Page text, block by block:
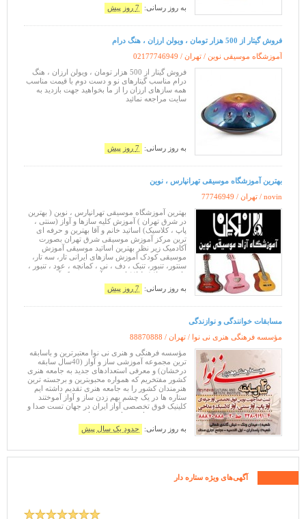
به روز رسانی: 7 روز پیش
فروش گیتار از 500 هزار تومان ، ویولن ارزان ، هنگ درام
آموزشگاه موسیقی نوین / تهران / 02177746949
فروش گیتار از 500 هزار تومان ، ویولن ارزان ، هنگ
درام مناسب گیتارهای نو و دست دوم با قیمت مناسب
همه سازهای ارزان را از ما بخواهید جهت بازدید به
سایت مراجعه نمائید
به روز رسانی: 7 روز پیش
بهترین آموزشگاه موسیقی تهرانپارس ، نوین
novin / تهران /
77746949
بهترین آموزشگاه موسیقی تهرانپارس ، نوین ( بهترین
در شرق تهران ) آموزش کلیه سازها و آواز (سنتی ،
پاپ ، کلاسیک) اساتید خانم و آقا بهترین و حرفه ای
ترین مرکز آموزش موسیقی شرق تهران بصورت
آکادمیک زیر نظر بهترین اساتید موسیقی آموزش
موسیقی کودک آموزش سازهای ایرانی تار، سه تار،
سنتور، تنبور، تنبک ، دف ، نی ، کمانچه ، عود ، تنبور ،
قانون ، تبلا ( طبلا ) ادو و ... آموزش تمبک آموزش دف
آموزش سه تا
به روز رسانی: 7 روز پیش
مسابقات خوانندگی و نوازندگی
مؤسسه فرهنگی هنری نی نوا / تهران / 88870888
مؤسسه فرهنگی و هنری نی نوا معتبرترین و باسابقه
ترین مجموعه آموزشی ساز و آواز (40سال سابقه
درخشان) و معرفی استعدادهای جدید به جامعه هنری
کشور مفتخریم که همواره محبوبترین و برجسته ترین
هنرمندان کشور را به جامعه هنری تقدیم داشته ایم
ستاره ها در یک چشم بهم زدن ساز و آواز آموختند
کلینیک فوق تخصصی آواز ایران در جهان تست صدا و
معرفی به صدا و سیما تست صدا جهت بورس فوق
تخصصی آواز حرفه ای (آواز پاپ
به روز رسانی: حدود یک سال پیش
آگهی‌های ویژه ستاره دار